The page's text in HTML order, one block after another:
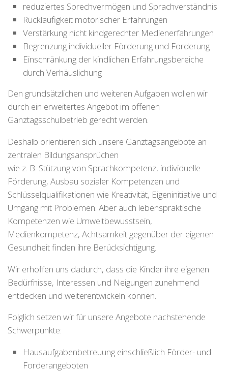
reduziertes Sprechvermögen und Sprachverständnis
Rückläufigkeit motorischer Erfahrungen
Verstärkung nicht kindgerechter Medienerfahrungen
Begrenzung individueller Förderung und Forderung
Einschränkung der kindlichen Erfahrungsbereiche
durch Verhäuslichung
Den grundsätzlichen und weiteren Aufgaben wollen wir
durch ein erweitertes Angebot im offenen
Ganztagsschulbetrieb gerecht werden.
Deshalb orientieren sich unsere Ganztagsangebote an
zentralen Bildungsansprüchen
wie z. B. Stützung von Sprachkompetenz, individuelle
Förderung, Ausbau sozialer Kompetenzen und
Schlüsselqualifikationen wie Kreativität, Eigeninitiative und
Umgang mit Problemen. Aber auch lebenspraktische
Kompetenzen wie Umweltbewusstsein,
Medienkompetenz, Achtsamkeit gegenüber der eigenen
Gesundheit finden ihre Berücksichtigung.
Wir erhoffen uns dadurch, dass die Kinder ihre eigenen
Bedürfnisse, Interessen und Neigungen zunehmend
entdecken und weiterentwickeln können.
Folglich setzen wir für unsere Angebote nachstehende
Schwerpunkte:
Hausaufgabenbetreuung einschließlich Förder- und
Forderangeboten